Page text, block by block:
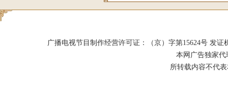
广播电视节目制作经营许可证：（京）字第15624号 发证
本网广告独家
所转载内容不代